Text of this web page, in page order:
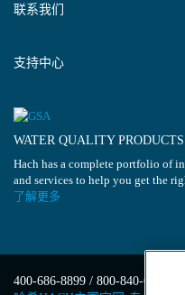
联系我们
支持中心
WATER QUALITY
Hach has a complete portfolio of
and services to help you get the
了解更多
400-686-8899 / 800-840-6026